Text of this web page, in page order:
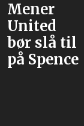
Mener
United
bør slå til
på Spence